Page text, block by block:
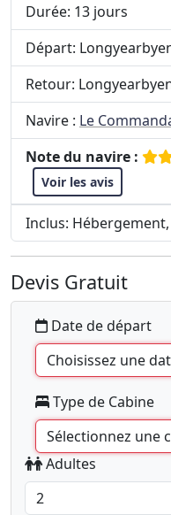
Durée: 13 jours
Départ:
Retour:
Navire : Le
Note du navire :
Voir les avis
Inclus:
Devis Gratuit
Date de départ
Type de Cabine
Adultes